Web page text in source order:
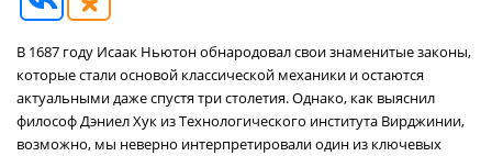
В 1687 году Исаак Ньютон обнародовал свои знаменитые законы,
которые стали основой классической механики и остаются
актуальными даже спустя три столетия. Однако, как выяснил
философ Дэниел Хук из Технологического института Вирджинии,
возможно, мы неверно интерпретировали один из ключевых